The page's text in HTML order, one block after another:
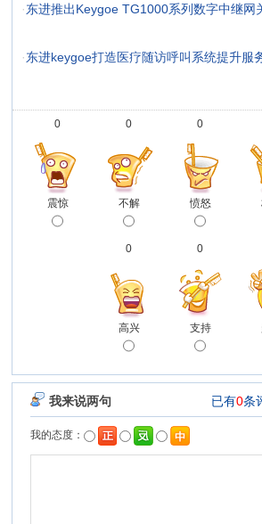
·东进推出Keygoe TG1000系列数字中继网
·东进keygoe打造医疗随访呼叫系统提升服
0
震惊
0
不解
0
愤怒
0
高兴
0
支持